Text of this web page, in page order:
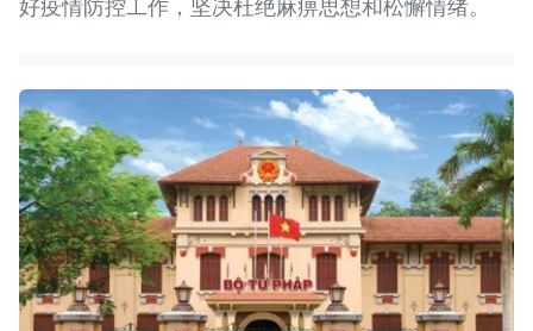
好疫情防控工作，坚决杜绝麻痹思想和松懈情绪。